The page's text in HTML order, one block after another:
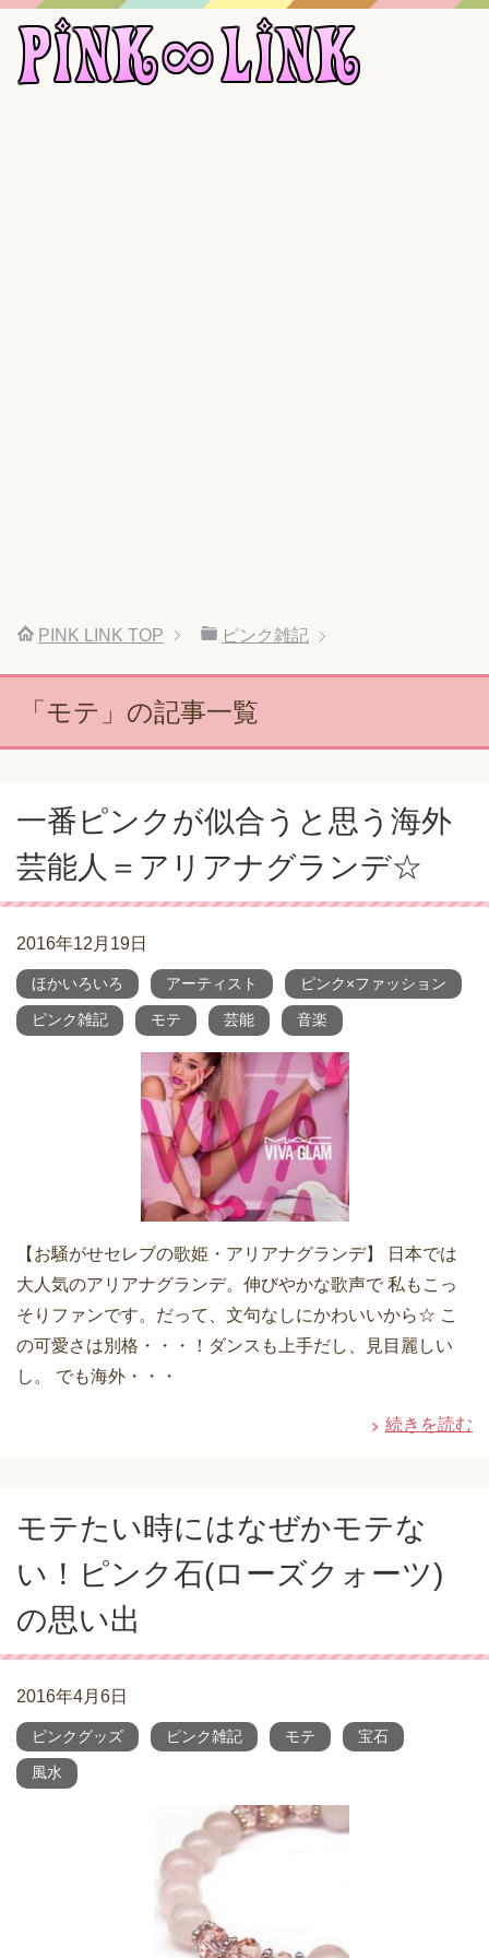
PINK LINK TOP ピンク雑記
「モテ」の記事一覧
一番ピンクが似合うと思う海外
芸能人＝アリアナグランデ☆
2016年12月19日
ほかいろいろ アーティスト ピンク×ファッション
ピンク雑記 モテ 芸能 音楽
【お騒がせセレブの歌姫・アリアナグランデ】 日本では
大人気のアリアナグランデ。伸びやかな歌声で 私もこっ
そりファンです。だって、文句なしにかわいいから☆ こ
の可愛さは別格・・・！ダンスも上手だし、見目麗しい
し。 でも海外・・・
続きを読む
モテたい時にはなぜかモテな
い！ピンク石(ローズクォーツ)
の思い出
2016年4月6日
ピンクグッズ ピンク雑記 モテ 宝石
風水